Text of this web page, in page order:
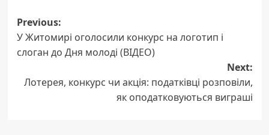
Post
navigation
Previous:
У Житомирі оголосили конкурс на логотип і
слоган до Дня молоді (ВІДЕО)
Next:
Лотерея, конкурс чи акція: податківці розповіли,
як оподатковуються виграші